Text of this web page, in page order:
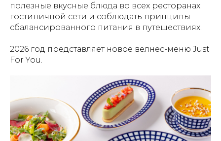
полезные вкусные блюда во всех ресторанах
гостиничной сети и соблюдать принципы
сбалансированного питания в путешествиях.
2026 год представляет новое велнес-меню Just
For You.